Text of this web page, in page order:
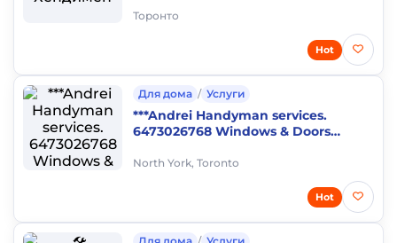
Торонто
Hot
Для дома / Услуги
***Andrei Handyman services.
6473026768 Windows & Doors
Repair
North York, Toronto
Hot